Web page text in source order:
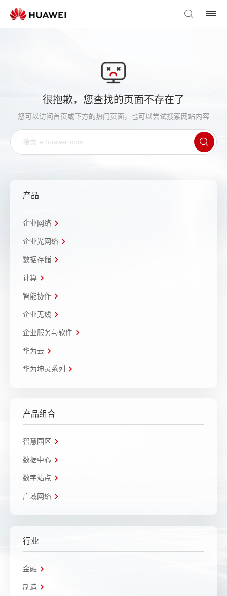
很抱歉，您查找的页面不存在了
您可以访问首页或下方的热门页面，也可以尝试搜索网站内容
产品
企业网络
企业光网络
数据存储
计算
智能协作
企业无线
企业服务与软件
华为云
华为坤灵系列
产品组合
智慧园区
数据中心
数字站点
广域网络
行业
金融
制造